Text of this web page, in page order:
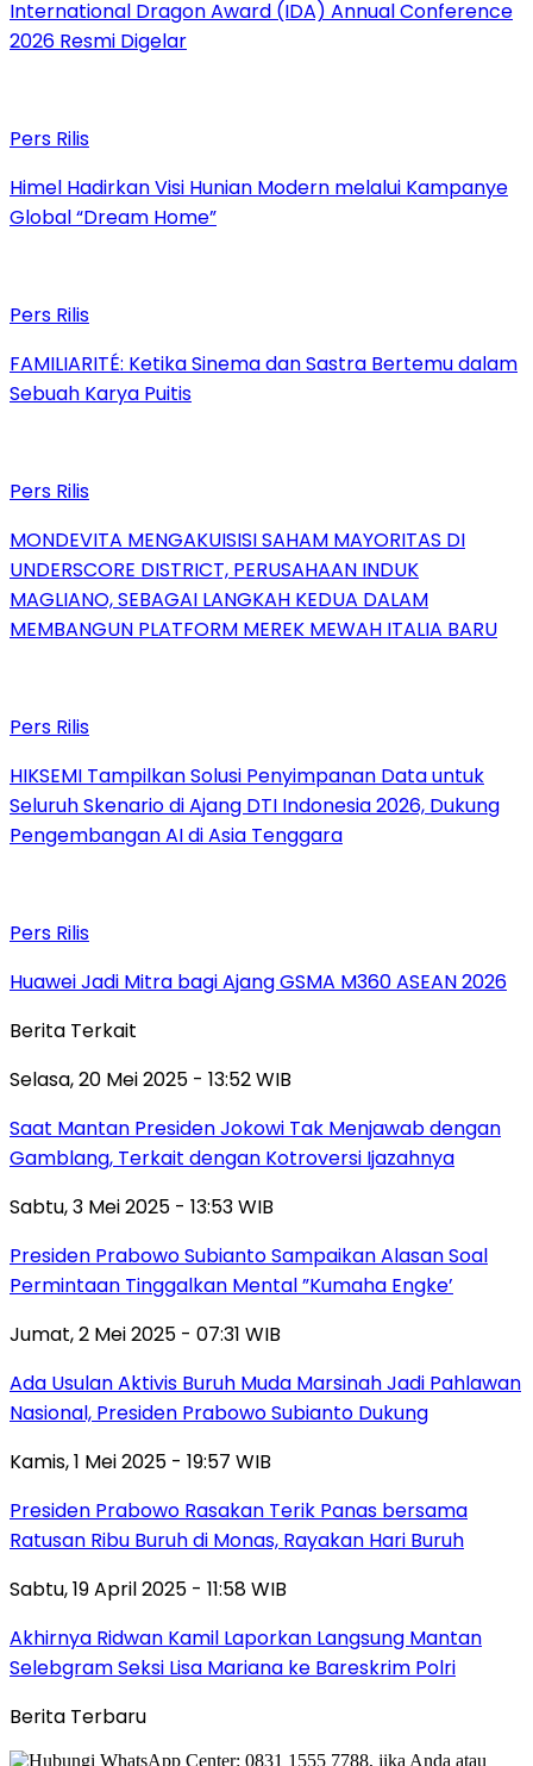
International Dragon Award (IDA) Annual Conference
2026 Resmi Digelar
Pers Rilis
Himel Hadirkan Visi Hunian Modern melalui Kampanye
Global “Dream Home”
Pers Rilis
FAMILIARITÉ: Ketika Sinema dan Sastra Bertemu dalam
Sebuah Karya Puitis
Pers Rilis
MONDEVITA MENGAKUISISI SAHAM MAYORITAS DI
UNDERSCORE DISTRICT, PERUSAHAAN INDUK
MAGLIANO, SEBAGAI LANGKAH KEDUA DALAM
MEMBANGUN PLATFORM MEREK MEWAH ITALIA BARU
Pers Rilis
HIKSEMI Tampilkan Solusi Penyimpanan Data untuk
Seluruh Skenario di Ajang DTI Indonesia 2026, Dukung
Pengembangan AI di Asia Tenggara
Pers Rilis
Huawei Jadi Mitra bagi Ajang GSMA M360 ASEAN 2026
Berita Terkait
Selasa, 20 Mei 2025 - 13:52 WIB
Saat Mantan Presiden Jokowi Tak Menjawab dengan
Gamblang, Terkait dengan Kotroversi Ijazahnya
Sabtu, 3 Mei 2025 - 13:53 WIB
Presiden Prabowo Subianto Sampaikan Alasan Soal
Permintaan Tinggalkan Mental ”Kumaha Engke’
Jumat, 2 Mei 2025 - 07:31 WIB
Ada Usulan Aktivis Buruh Muda Marsinah Jadi Pahlawan
Nasional, Presiden Prabowo Subianto Dukung
Kamis, 1 Mei 2025 - 19:57 WIB
Presiden Prabowo Rasakan Terik Panas bersama
Ratusan Ribu Buruh di Monas, Rayakan Hari Buruh
Sabtu, 19 April 2025 - 11:58 WIB
Akhirnya Ridwan Kamil Laporkan Langsung Mantan
Selebgram Seksi Lisa Mariana ke Bareskrim Polri
Berita Terbaru